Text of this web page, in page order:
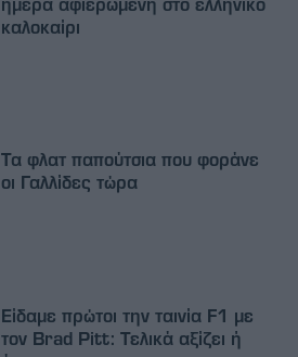
καλοκαίρι
Τα φλατ παπούτσια που φοράνε
οι Γαλλίδες τώρα
Είδαμε πρώτοι την ταινία F1 με
τον Brad Pitt: Τελικά αξίζει ή